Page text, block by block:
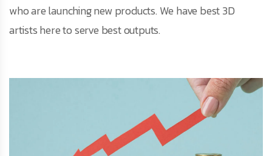
who are launching new products. We have best 3D
artists here to serve best outputs.